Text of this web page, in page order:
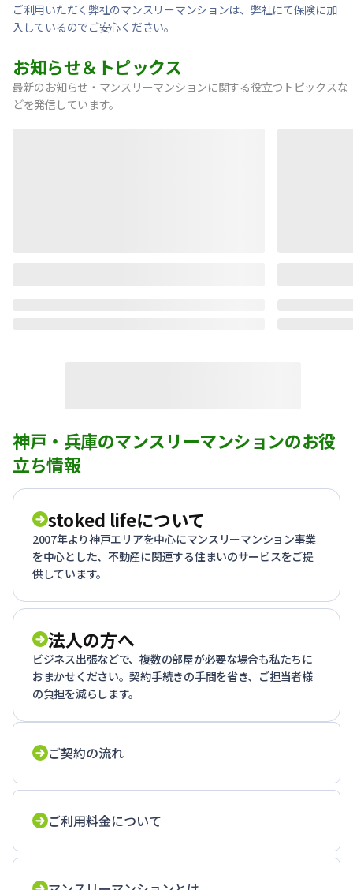
ご利用いただく弊社のマンスリーマンションは、弊社にて保険に加
入しているのでご安心ください。
お知らせ＆トピックス
最新のお知らせ・マンスリーマンションに関する役立つトピックスな
どを発信しています。
神戸・兵庫のマンスリーマンションのお役
立ち情報
stoked lifeについて
2007年より神戸エリアを中心にマンスリーマンション事業
を中心とした、不動産に関連する住まいのサービスをご提
供しています。
法人の方へ
ビジネス出張などで、複数の部屋が必要な場合も私たちに
おまかせください。契約手続きの手間を省き、ご担当者様
の負担を減らします。
ご契約の流れ
ご利用料金について